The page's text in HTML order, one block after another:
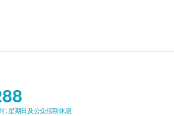
及提供协助。如医生认为不适合注
计划的服务，全数费用退回。
医生/医护人员负责注射程序及此
; 星期日及公众假期休息